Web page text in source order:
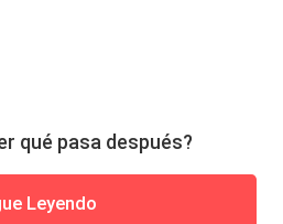
qué pasa después?
Leyendo